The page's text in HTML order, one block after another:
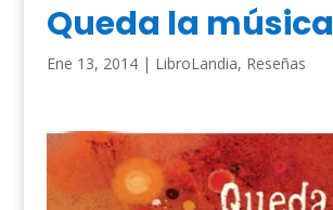
Queda la música
Ene 13, 2014| LibroLandia, Reseñas